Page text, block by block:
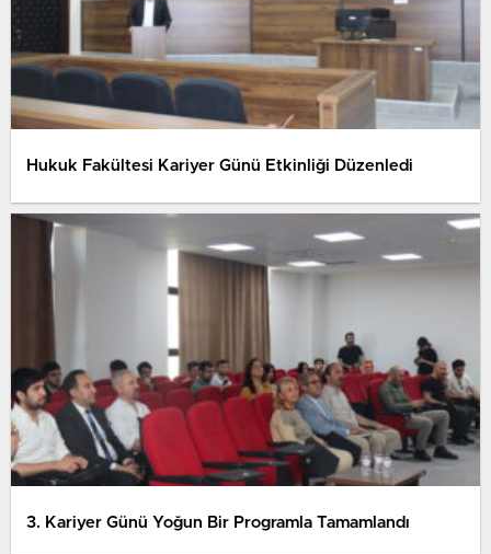
Hukuk Fakültesi Kariyer Günü Etkinliği Düzenledi
3. Kariyer Günü Yoğun Bir Programla Tamamlandı